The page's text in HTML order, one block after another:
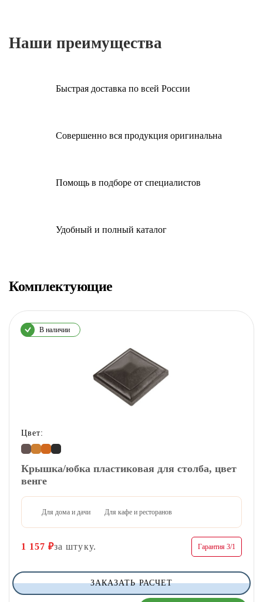
Наши преимущества
Быстрая доставка по всей России
Совершенно вся продукция оригинальна
Помощь в подборе от специалистов
Удобный и полный каталог
Комплектующие
В наличии
Цвет:
Крышка/юбка пластиковая для столба, цвет
венге
Для дома и дачи Для кафе и ресторанов
1 157 ₽за штуку. Гарантия 3/1
ЗАКАЗАТЬ РАСЧЕТ